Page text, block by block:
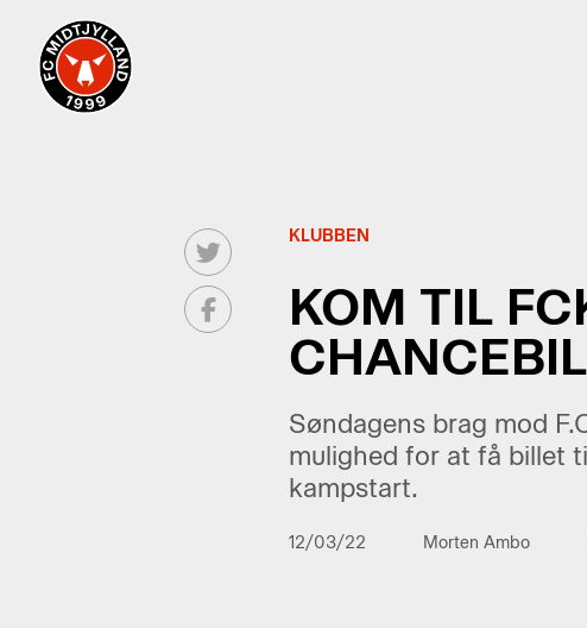
KLUBBEN
KOM TIL
Søndagens brag mod
mulighed for at få billet
kampstart.
12/03/22 Morten Ambo